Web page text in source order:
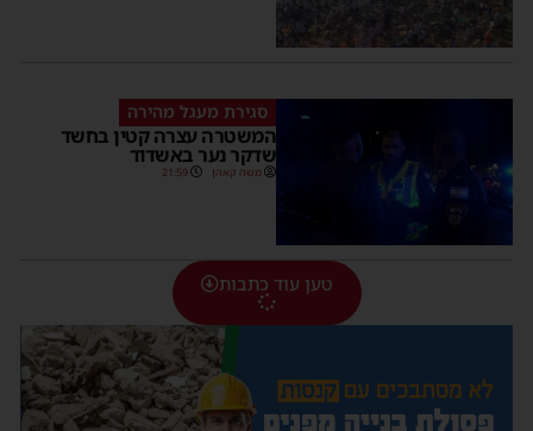
סגירת מעגל מהירה
המשטרה עצרה קטין בחשד
שדקר נער באשדוד
משה קאהן 21:59
טען עוד כתבות